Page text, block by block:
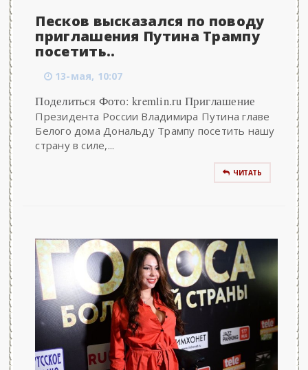
Песков высказался по поводу
приглашения Путина Трампу
посетить..
13-мая, 10:07
Поделиться Фото: kremlin.ru Приглашение
Президента России Владимира Путина главе
Белого дома Дональду Трампу посетить нашу
страну в силе,...
ЧИТАТЬ